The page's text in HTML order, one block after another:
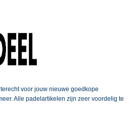
voor jouw nieuwe goedkope
Alle padelartikelen zijn zeer voordelig te